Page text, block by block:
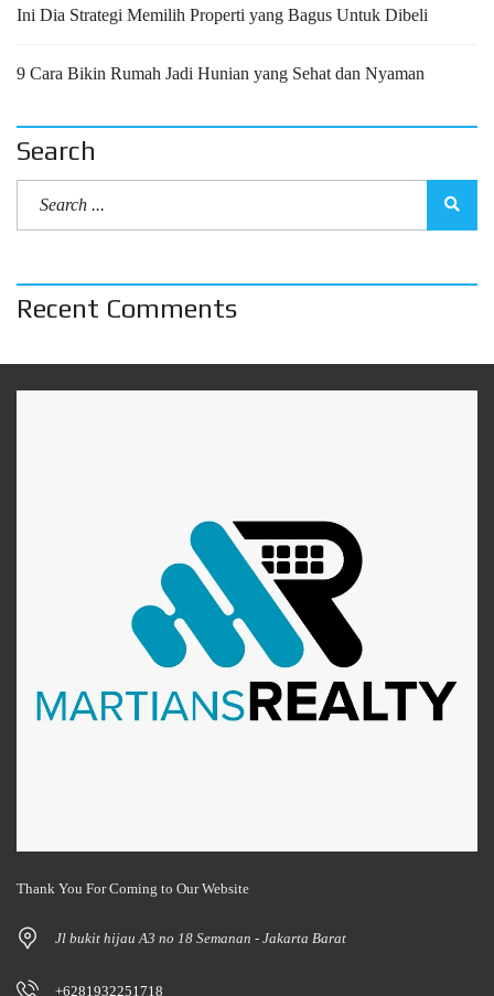
Ini Dia Strategi Memilih Properti yang Bagus Untuk Dibeli
9 Cara Bikin Rumah Jadi Hunian yang Sehat dan Nyaman
Search
Recent Comments
Thank You For Coming to Our Website
Jl bukit hijau A3 no 18 Semanan - Jakarta Barat
+6281932251718